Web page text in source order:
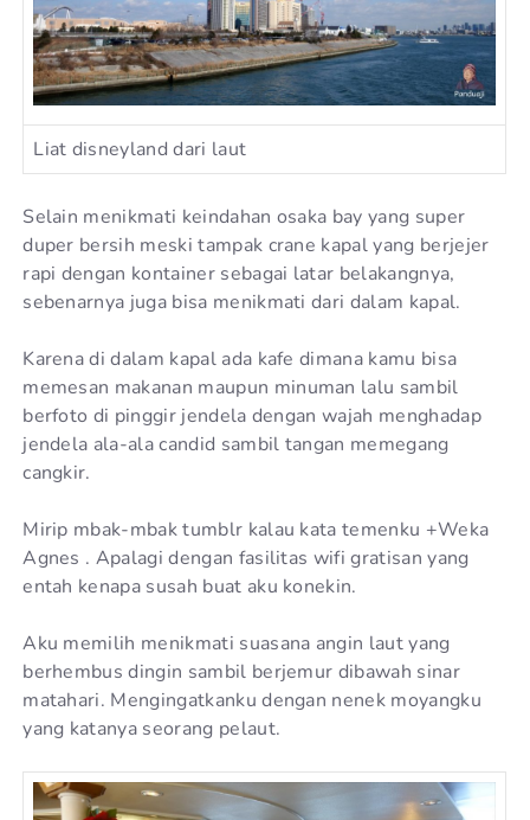
Liat disneyland dari laut
Selain menikmati keindahan osaka bay yang super
duper bersih meski tampak crane kapal yang berjejer
rapi dengan kontainer sebagai latar belakangnya,
sebenarnya juga bisa menikmati dari dalam kapal.
Karena di dalam kapal ada kafe dimana kamu bisa
memesan makanan maupun minuman lalu sambil
berfoto di pinggir jendela dengan wajah menghadap
jendela ala-ala candid sambil tangan memegang
cangkir.
Mirip mbak-mbak tumblr kalau kata temenku +Weka
Agnes . Apalagi dengan fasilitas wifi gratisan yang
entah kenapa susah buat aku konekin.
Aku memilih menikmati suasana angin laut yang
berhembus dingin sambil berjemur dibawah sinar
matahari. Mengingatkanku dengan nenek moyangku
yang katanya seorang pelaut.